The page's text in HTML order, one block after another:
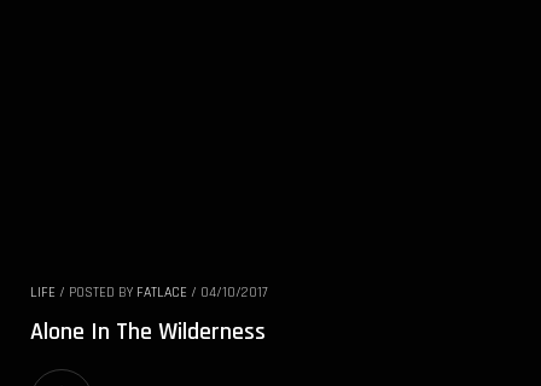
LIFE / POSTED BY FATLACE / 04/10/2017
Alone In The Wilderness